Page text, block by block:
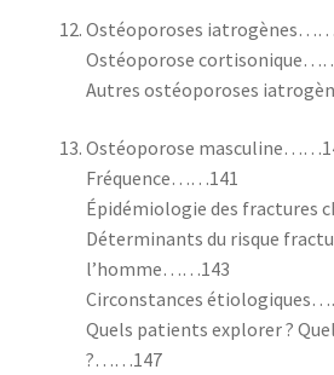
Ostéoporoses
Ostéoporose
Autres ostéoporoses
Ostéoporose
Fréquence……141
Épidémiologie des fractures
Déterminants du risque
l’homme……143
Circonstances
Quels patients explorer ?
?……147